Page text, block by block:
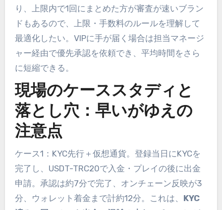
り、上限内で1回にまとめた方が審査が速いブラン
ドもあるので、上限・手数料のルールを理解して
最適化したい。VIPに手が届く場合は担当マネージ
ャー経由で優先承認を依頼でき、平均時間をさら
に短縮できる。
現場のケーススタディと
落とし穴：早いがゆえの
注意点
ケース1：KYC先行＋仮想通貨。登録当日にKYCを
完了し、USDT-TRC20で入金・プレイの後に出金
申請。承認は約7分で完了、オンチェーン反映が3
分、ウォレット着金まで計約12分。これは、 KYC